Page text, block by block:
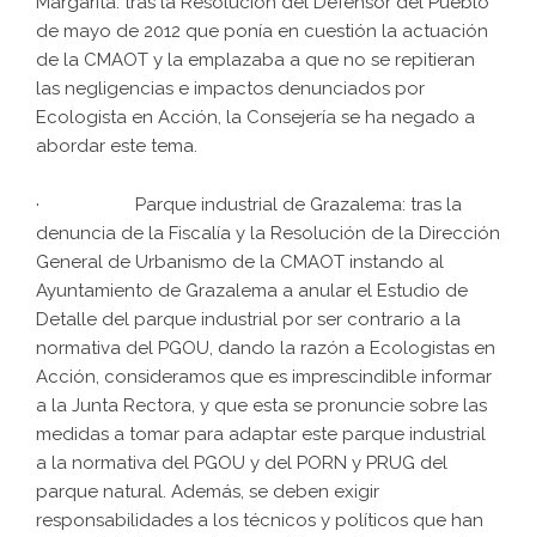
de mayo de 2012 que ponía en cuestión la actuación
de la CMAOT y la emplazaba a que no se repitieran
las negligencias e impactos denunciados por
Ecologista en Acción, la Consejería se ha negado a
abordar este tema.
· Parque industrial de Grazalema: tras la
denuncia de la Fiscalía y la Resolución de la Dirección
General de Urbanismo de la CMAOT instando al
Ayuntamiento de Grazalema a anular el Estudio de
Detalle del parque industrial por ser contrario a la
normativa del PGOU, dando la razón a Ecologistas en
Acción, consideramos que es imprescindible informar
a la Junta Rectora, y que esta se pronuncie sobre las
medidas a tomar para adaptar este parque industrial
a la normativa del PGOU y del PORN y PRUG del
parque natural. Además, se deben exigir
responsabilidades a los técnicos y políticos que han